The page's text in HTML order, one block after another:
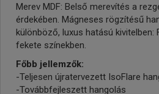
Merev MDF: Belső merevítés a
érdekében. Mágneses rögzítésű
különböző, luxus hatású kivitelben:
fekete színekben.
Főbb jellemzők:
-Teljesen újratervezett IsoFlare
-Továbbfejleszett hangolás